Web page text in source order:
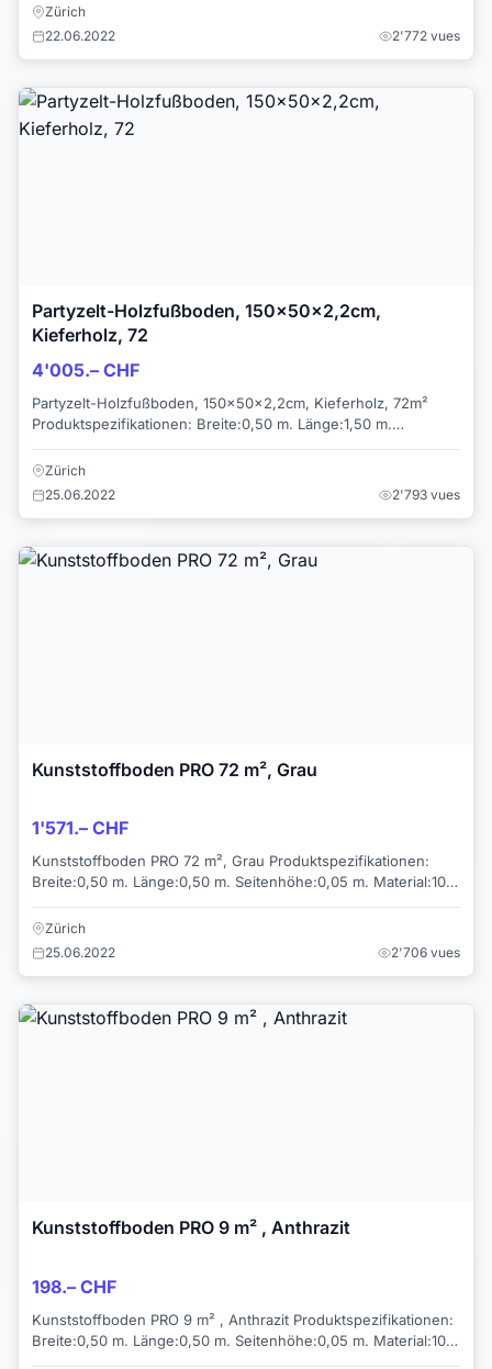
Zürich
22.06.2022
2'772 vues
Partyzelt-Holzfußboden, 150x50x2,2cm,
Kieferholz, 72
4'005.– CHF
Partyzelt-Holzfußboden, 150x50x2,2cm, Kieferholz, 72m²
Produktspezifikationen: Breite:0,50 m. Länge:1,50 m.
Zürich
25.06.2022
2'793 vues
Kunststoffboden PRO 72 m², Grau
1'571.– CHF
Kunststoffboden PRO 72 m², Grau Produktspezifikationen:
Breite:0,50 m. Länge:0,50 m. Seitenhöhe:0,05 m. Material:100
% Wiederverwertete...
Zürich
25.06.2022
2'706 vues
Kunststoffboden PRO 9 m² , Anthrazit
198.– CHF
Kunststoffboden PRO 9 m² , Anthrazit Produktspezifikationen:
Breite:0,50 m. Länge:0,50 m. Seitenhöhe:0,05 m. Material:100